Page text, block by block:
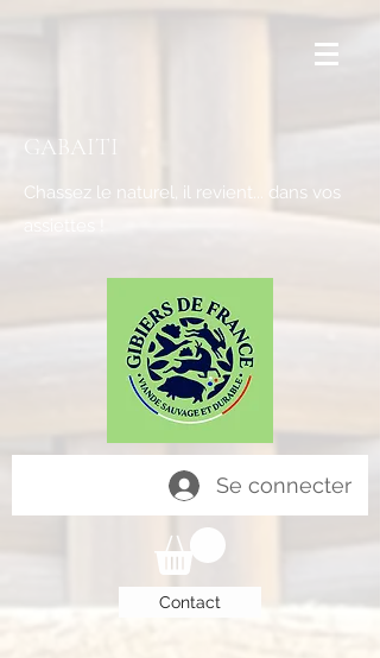
GABAITI
Chassez le naturel, il revient... dans vos
assiettes !
Se connecter
Contact